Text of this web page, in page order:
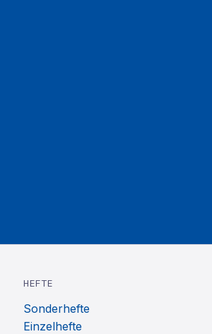
HEFTE
Sonderhefte
Einzelhefte